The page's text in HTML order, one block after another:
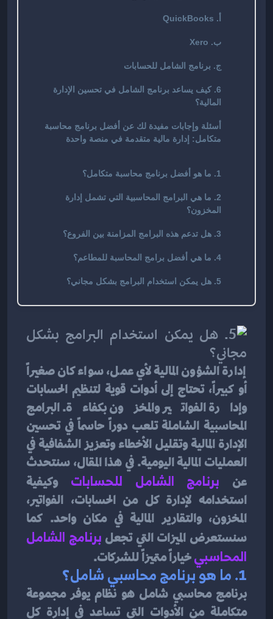
أ. QuickBooks
ب. Xero
ج. برنامج الشامل للحسابات
6. كيف يساعد برنامج الشامل في تحسين الإدارة
المالية؟
أسئلة وإجابات مفيدة لك عن أفضل برنامج محاسبة
متكامل: إدارة مالية متقدمة في منصة واحدة
1. ما هو أفضل برنامج محاسبة متكامل؟
2. ما هي البرامج المحاسبية التي تشمل إدارة
المخزون؟
3. هل تدعم هذه البرامج المزامنة بين الفروع؟
4. ما هي أفضل برامج المحاسبة للمطاعم؟
5. هل يمكن استخدام البرامج بشكل مجاني؟
إدارة الشؤون المالية لأي عمل، سواء كان صغيراً
عن برنامج الشامل للحسابات
سنستعرض الميزات التي تجعل
المحاسبيخياراً متميزاً للشركات.
1. ما هو برنامج محاسبي شامل؟